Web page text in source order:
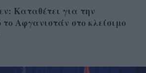
Καταθέτει για την
Αφγανιστάν στο κλείσιμο